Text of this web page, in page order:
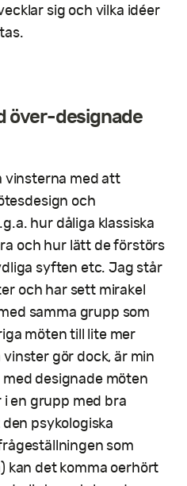
sig och vilka idéer
över-designade
vinsterna med att
och
hur dåliga klassiska
och hur lätt de förstörs
syften etc. Jag står
och har sett mirakel
samma grupp som
möten till lite mer
gör dock, är min
designade möten
en grupp med bra
psykologiska
som
kan det komma oerhört